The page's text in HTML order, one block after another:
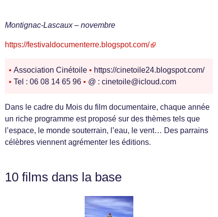
Montignac-Lascaux – novembre
https://festivaldocumenterre.blogspot.com/
• Association Cinétoile • https://cinetoile24.blogspot.com/
• Tel : 06 08 14 65 96 • @ : cinetoile@icloud.com
Dans le cadre du Mois du film documentaire, chaque année
un riche programme est proposé sur des thèmes tels que
l’espace, le monde souterrain, l’eau, le vent… Des parrains
célèbres viennent agrémenter les éditions.
10 films dans la base